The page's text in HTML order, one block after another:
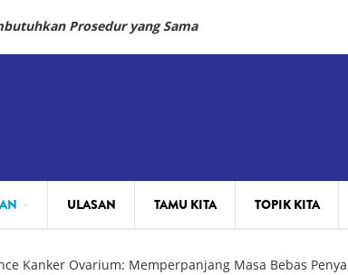
Prosedur yang Sama
ULASAN TAMU KITA TOPIK KITA
Kanker Ovarium: Memperpanjang Masa Bebas